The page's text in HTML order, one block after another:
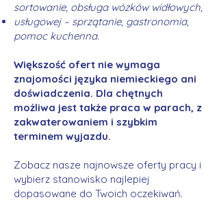
sortowanie, obsługa wózków widłowych,
usługowej – sprzątanie, gastronomia,
pomoc kuchenna.
Większość ofert nie wymaga
znajomości języka niemieckiego ani
doświadczenia. Dla chętnych
możliwa jest także praca w parach, z
zakwaterowaniem i szybkim
terminem wyjazdu.
Zobacz nasze najnowsze oferty pracy i
wybierz stanowisko najlepiej
dopasowane do Twoich oczekiwań.